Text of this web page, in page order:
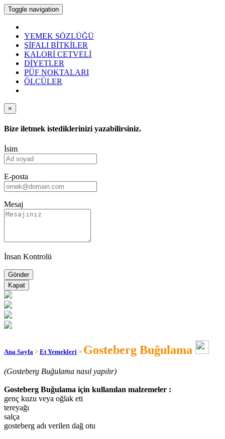
Toggle navigation
YEMEK SÖZLÜĞÜ
ŞİFALI BİTKİLER
KALORİ CETVELİ
DİYETLER
PÜF NOKTALARI
ÖLÇÜLER
×
Bize iletmek istediklerinizi yazabilirsiniz.
İsim
E-posta
Mesaj
İnsan Kontrolü
Kapat
Ana Sayfa > Et Yemekleri > Gosteberg Buğulama
(Gosteberg Buğulama nasıl yapılır)
Gosteberg Buğulama için kullanılan malzemeler :
genç kuzu veya oğlak eti
tereyağı
salça
gosteberg adı verilen dağ otu